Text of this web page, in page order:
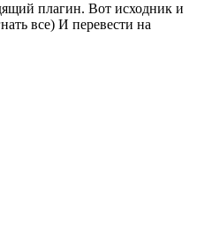
плагин. Вот исходник и
все) И перевести на